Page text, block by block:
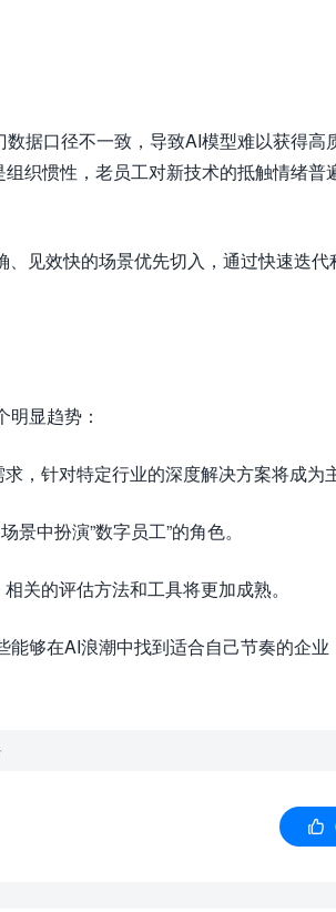
据口径不一致，导致AI模型难以获得高
织惯性，老员工对新技术的抵触情绪普
、见效快的场景优先切入，通过快速迭代
显趋势：
，针对特定行业的深度解决方案将成为
中扮演”数字员工”的角色。
关的评估方法和工具将更加成熟。
能够在AI浪潮中找到适合自己节奏的企业
